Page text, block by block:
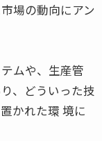
場の動向にアン
ムや、生産管
、どういった技
かれた環 境に